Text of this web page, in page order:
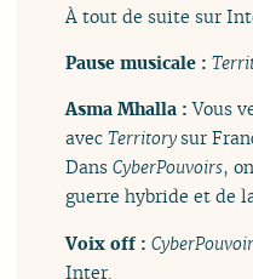
À tout de suite sur
Pause musicale :
Asma Mhalla :Vous
avecTerritorysur
DansCyberPouvoirs,
guerre hybride et de
Voix off :
Inter.